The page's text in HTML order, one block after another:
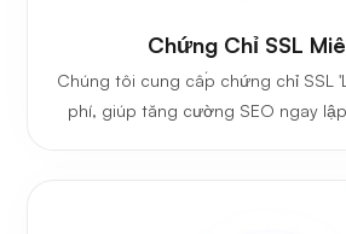
Chứng Chỉ SSL
Chúng tôi cung cấp chứng chỉ SSL
phí, giúp tăng cường SEO ngay